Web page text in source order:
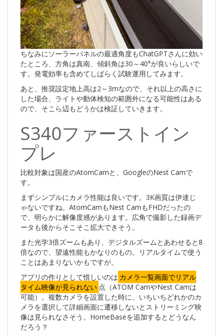
ちなみにソーラーパネルの最適角度もChatGPTさんに効い
たところ、方角は真南、傾斜角は30～40°が良いらしいで
す。発電効率も含めてしばらく試験運用してみます。
あと、推奨設定地上高は2～3mなので、それ以上の高さに
した場合、ライトや動体検知の範囲外になる可能性はある
ので、そこら辺もどうかは検証していきます。
S340ファーストイン
プレ
比較対象は国産のAtomCamと、GoogleのNest Camで
す。
まずシンプルにカメラ性能は良いです。3K画質は伊達じ
ゃないですね。AtomCamもNest CamもFHDだったの
で、明らかに解像度感があります。広角で撮影した録画デ
ータも後からそこそこ拡大できそう。
また光学3倍ズームもあり、デジタルズームとあわせると8
倍なので、望遠性能もかなりのもの。リアルタイムで使う
ことはあまりないかもですが。
アプリの作りとして惜しいのは カメラ一覧画面でリアル
タイム映像が見られない 点（ATOM CamやNest Camは
可能）。複数カメラを設置した時に、いちいちどれかのカ
メラを選択して詳細画面に遷移しないとストリーミング映
像は見られなさそう。HomeBaseを追加するとどうなん
だろう？